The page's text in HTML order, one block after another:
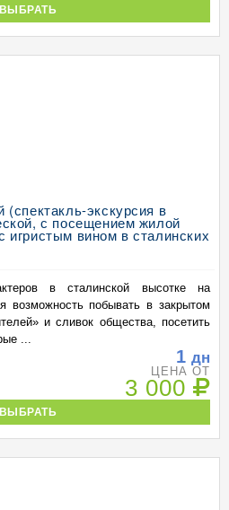
ВЫБРАТЬ
экскурсия в
с посещением жилой
вином в сталинских
в сталинской высотке на
возможность побывать в закрытом
и сливок общества, посетить
...
1 дн
ЦЕНА ОТ
3 000
ВЫБРАТЬ